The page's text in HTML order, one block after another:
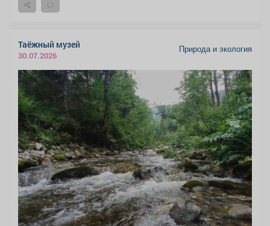
Таёжный музей
30.07.2026
Природа и экология